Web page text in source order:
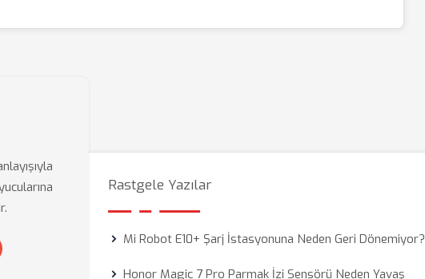
Rastgele Yazılar
Mi Robot E10+ Şarj İstasyonuna Neden Geri Dönemiyor?
Honor Magic 7 Pro Parmak İzi Sensörü Neden Yavaş